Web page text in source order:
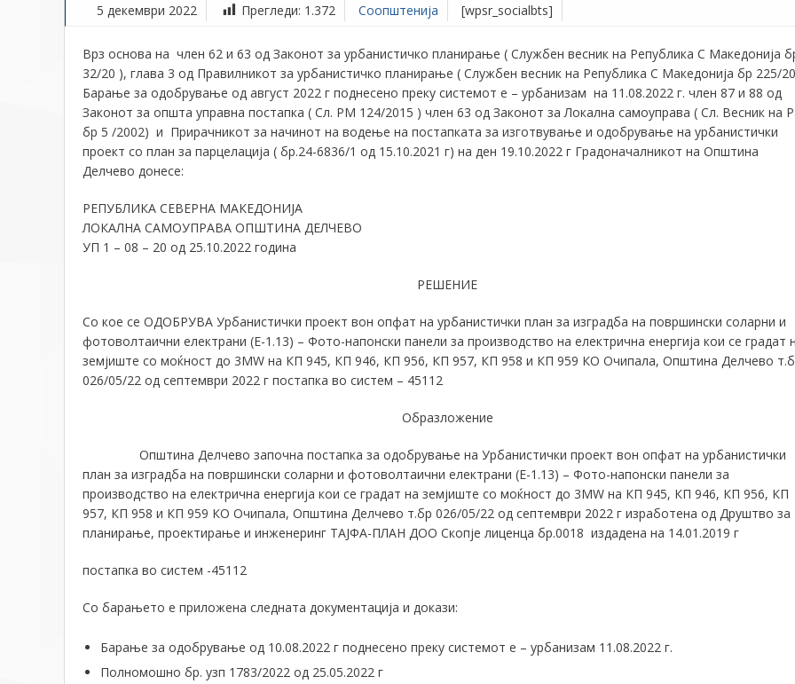
5 декември 2022 Прегледи: 1.372 Соопштенија [wpsr_socialbts]
Врз основа на член 62 и 63 од Законот за урбанистичко планирање ( Службен весник на Република С Македонија
32/20 ), глава 3 од Правилникот за урбанистичко планирање ( Службен весник на Република С Македонија бр 225/
Барање за одобрување од август 2022 г поднесено преку системот е – урбанизам на 11.08.2022 г. член 87 и 88 од
Законот за општа управна постапка ( Сл. РМ 124/2015 ) член 63 од Законот за Локална самоуправа ( Сл. Весник на
бр 5 /2002) и Прирачникот за начинот на водење на постапката за изготвување и одобрување на урбанистички
проект со план за парцелација ( бр.24-6836/1 од 15.10.2021 г) на ден 19.10.2022 г Градоначалникот на Општина
Делчево донесе:
РЕПУБЛИКА СЕВЕРНА МАКЕДОНИЈА
ЛОКАЛНА САМОУПРАВА ОПШТИНА ДЕЛЧЕВО
УП 1 – 08 – 20 од 25.10.2022 година
РЕШЕНИЕ
Со кое се ОДОБРУВА Урбанистички проект вон опфат на урбанистички план за изградба на површински соларни и
фотоволтаични електрани (Е-1.13) – Фото-напонски панели за производство на електрична енергија кои се градат
земјиште со моќност до 3MW на КП 945, КП 946, КП 956, КП 957, КП 958 и КП 959 КО Очипала, Општина Делчево
026/05/22 од септември 2022 г постапка во систем – 45112
Образложение
Општина Делчево започна постапка за одобрување на Урбанистички проект вон опфат на урбанистички
план за изградба на површински соларни и фотоволтаични електрани (Е-1.13) – Фото-напонски панели за
производство на електрична енергија кои се градат на земјиште со моќност до 3MW на КП 945, КП 946, КП 956, КП
957, КП 958 и КП 959 КО Очипала, Општина Делчево т.бр 026/05/22 од септември 2022 г изработена од Друштво за
планирање, проектирање и инженеринг ТАЈФА-ПЛАН ДОО Скопје лиценца бр.0018 издадена на 14.01.2019 г
постапка во систем -45112
Со барањето е приложена следната документација и докази:
Барање за одобрување од 10.08.2022 г поднесено преку системот е – урбанизам 11.08.2022 г.
Полномошно бр. узп 1783/2022 од 25.05.2022 г